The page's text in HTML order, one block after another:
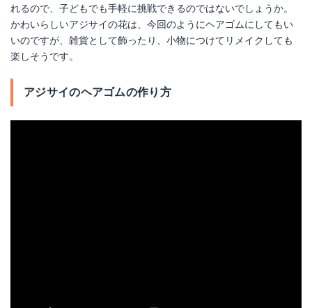
れるので、子どもでも手軽に挑戦できるのではないでしょうか。
かわいらしいアジサイの花は、今回のようにヘアゴムにしてもい
いのですが、雑貨として飾ったり、小物につけてリメイクしても
楽しそうです。
アジサイのヘアゴムの作り方